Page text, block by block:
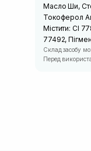
Масло Ши,
Токоферол
Містити: CI
77492,
Склад засобу
Перед